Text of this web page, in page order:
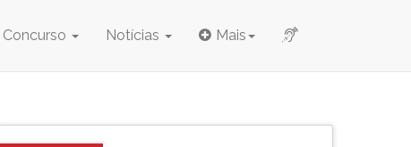
Concurso Notícias Mais